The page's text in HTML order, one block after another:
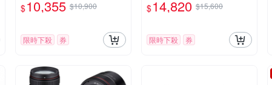
$10,355 $10,900
限時下殺 券
$14,820 $15,600
限時下殺 券